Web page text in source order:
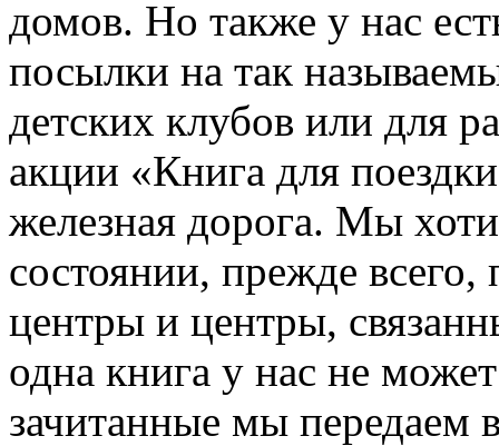
домов. Но также у нас
посылки на так
детских клубов или для
акции «Книга для
железная дорога. Мы
состоянии, прежде
центры и центры,
одна книга у нас не
зачитанные мы передаем